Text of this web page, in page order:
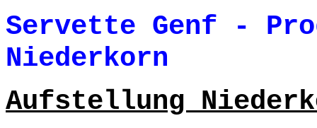
Servette Genf -
Niederkorn
Aufstellung